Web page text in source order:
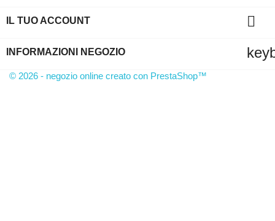
IL TUO ACCOUNT 
INFORMAZIONI NEGOZIO
© 2026 - negozio online creato con PrestaShop™